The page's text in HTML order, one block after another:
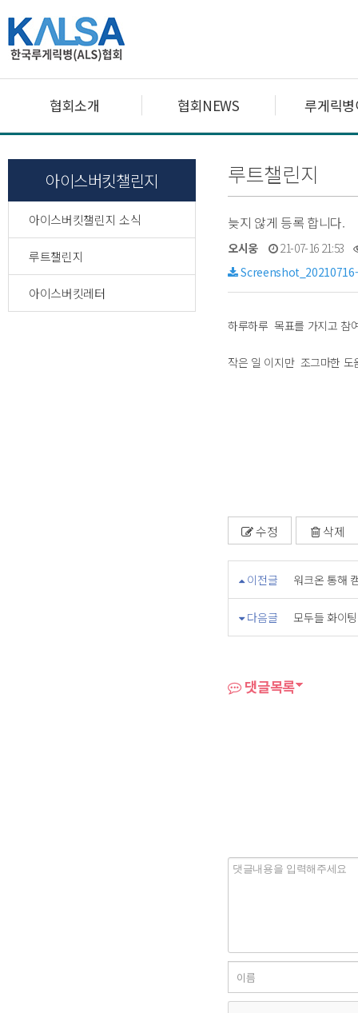
협회소개 협회NEWS 루게릭
아이스버킷챌린지
아이스버킷챌린지 소식
루트챌린지
아이스버킷레터
루트챌린지
늦지 않게 등록 합니다.
오시웅
21-07-16 21:53
하루하루 목표를 가지고 참
작은 일 이지만 조그마한
수정 삭제
이전글 워크온 통해
다음글 모두들 화이
댓글목록